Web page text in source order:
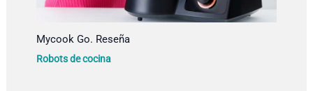
Mycook Go. Reseña
Robots de cocina